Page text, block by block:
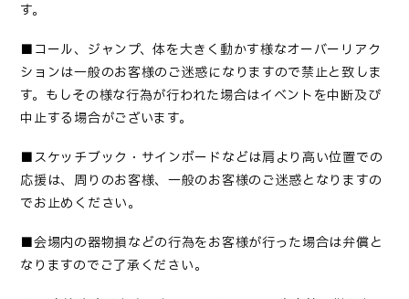
す。
■コール、ジャンプ、体を大きく動かす様なオーバーリアク
ションは一般のお客様のご迷惑になりますので禁止と致しま
す。もしその様な行為が行われた場合はイベントを中断及び
中止する場合がございます。
■スケッチブック・サインボードなどは肩より高い位置での
応援は、周りのお客様、一般のお客様のご迷惑となりますの
でお止めください。
■会場内の器物損などの行為をお客様が行った場合は弁償と
なりますのでご了承ください。